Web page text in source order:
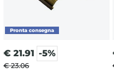
€ 21.91 -5%
€ 23.06